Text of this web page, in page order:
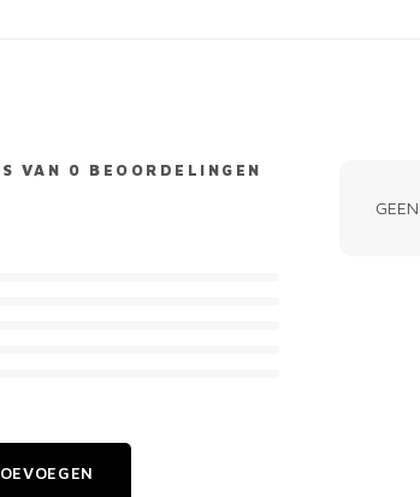
VAN 0 BEOORDELINGEN